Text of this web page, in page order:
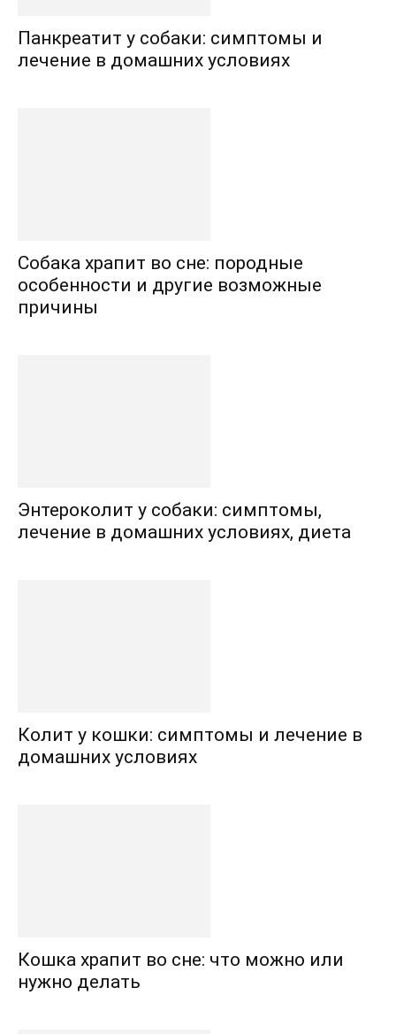
Панкреатит у собаки: симптомы и
лечение в домашних условиях
Собака храпит во сне: породные
особенности и другие возможные
причины
Энтероколит у собаки: симптомы,
лечение в домашних условиях, диета
Колит у кошки: симптомы и лечение в
домашних условиях
Кошка храпит во сне: что можно или
нужно делать